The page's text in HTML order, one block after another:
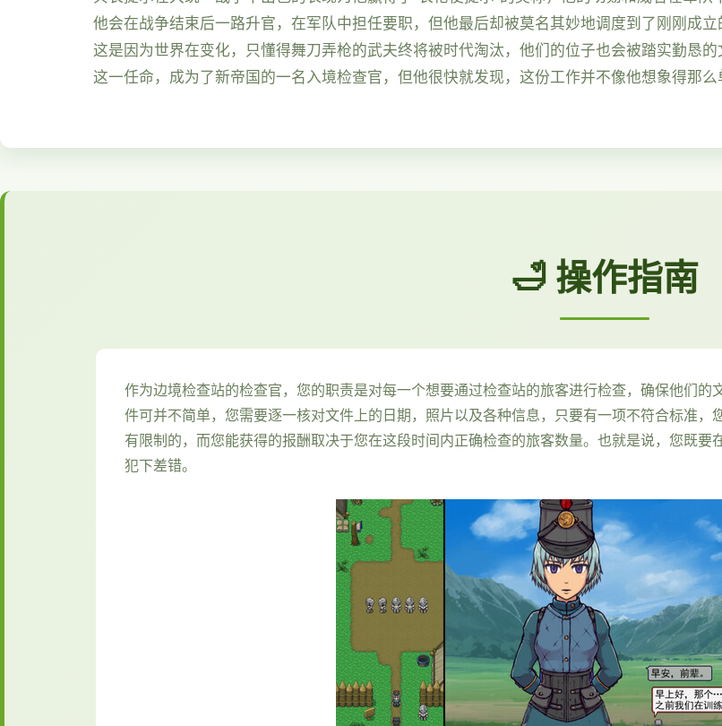
他会在战争结束后一路升官，在军队中担任要职，但他最后却被莫名其妙地调度到了刚刚成
这是因为世界在变化，只懂得舞刀弄枪的武夫终将被时代淘汰，他们的位子也会被踏实勤恳
这一任命，成为了新帝国的一名入境检查官，但他很快就发现，这份工作并不像他想象得那
🛁 操作指南
作为边境检查站的检查官，您的职责是对每一个想要通过检查站的旅客进行检查，确保他们
件可并不简单，您需要逐一核对文件上的日期，照片以及各种信息，只要有一项不符合标准
有限制的，而您能获得的报酬取决于您在这段时间内正确检查的旅客数量。也就是说，您既
犯下差错。